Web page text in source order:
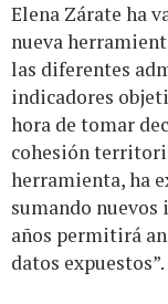
Elena Zárate ha
nueva
las diferentes
indicadores
hora de tomar
cohesión
herramienta, ha
sumando nuevos
años permitirá
datos expuestos”.